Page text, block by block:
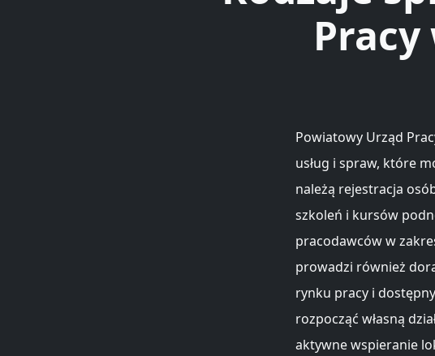
Powiatowy Urząd
usług i spraw, które
należą rejestracja
szkoleń i kursów
pracodawców w
prowadzi również
rynku pracy i
rozpocząć własną
aktywne wspieranie